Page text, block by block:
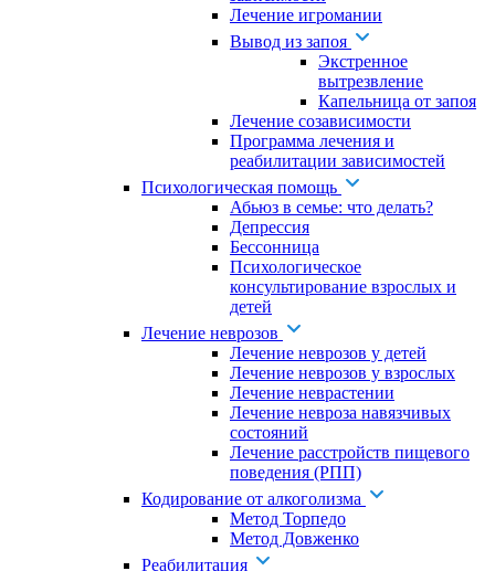
Лечение игромании
Вывод из запоя
Экстренное
вытрезвление
Капельница от запоя
Лечение созависимости
Программа лечения и
реабилитации зависимостей
Психологическая помощь
Абьюз в семье: что делать?
Депрессия
Бессонница
Психологическое
консультирование взрослых и
детей
Лечение неврозов
Лечение неврозов у детей
Лечение неврозов у взрослых
Лечение неврастении
Лечение невроза навязчивых
состояний
Лечение расстройств пищевого
поведения (РПП)
Кодирование от алкоголизма
Метод Торпедо
Метод Довженко
Реабилитация